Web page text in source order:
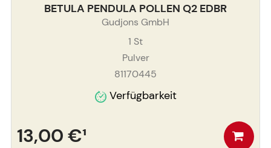
BETULA PENDULA POLLEN Q2 EDBR
Gudjons GmbH
1 St
Pulver
81170445
Verfügbarkeit
13,00 €¹